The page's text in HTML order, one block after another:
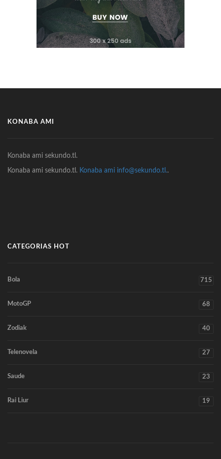
KONABA AMI
Konaba ami sekundo.tl.
Konaba ami sekundo.tl. Konaba ami info@sekundo.tl..
CATEGORIAS HOT
Bola 715
MotoGP 68
Zodiak 40
Telenovela 27
Saude 23
Rai Liur 19